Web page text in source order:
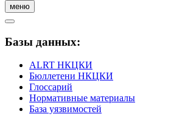
меню
Базы данных:
ALRT НКЦКИ
Бюллетени НКЦКИ
Глоссарий
Нормативные материалы
База уязвимостей